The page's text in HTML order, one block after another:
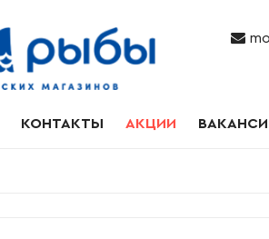
КОНТАКТЫ АКЦИИ